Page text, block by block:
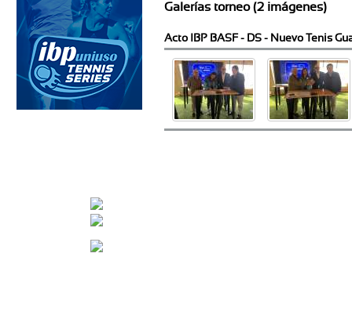
Galerías torneo (2 imágenes)
Acto IBP BASF - DS - Nuevo Tenis